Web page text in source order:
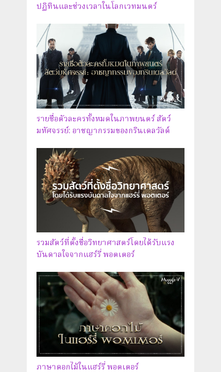
ปฏิทินและช่วงเวลาในโลกเวทมนตร์
รายชื่อตัวละครทั้งหมดในภาพยนตร์ สัตว์
มหัศจรรย์: อาชญากรรมของกรินเดลวัลด์
รวมสัตว์ที่ตั้งชื่อวิทยาศาสตร์โดยได้รับแรง
บันดาลใจจากแฮร์รี่ พอตเตอร์
ภาษาดอกไม้ในแฮร์รี่ พอตเตอร์